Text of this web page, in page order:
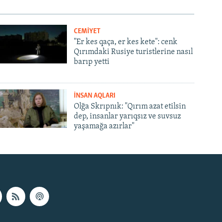
l
i
e
CEMİYET
"Er kes qaça, er kes kete": cenk
Qırımdaki Rusiye turistlerine nasıl
barıp yetti
İNSAN AQLARI
Olğa Skrıpnık: "Qırım azat etilsin
dep, insanlar yarıqsız ve suvsuz
yaşamağa azırlar"